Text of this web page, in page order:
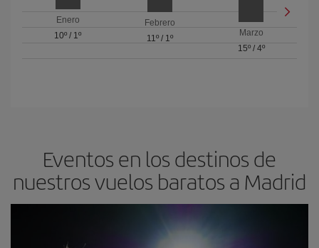
Enero
10º / 1º
Febrero
11º/ 1º
Marzo
15º/ 4º
Eventos en los destinos de
nuestros vuelos baratos a Madrid